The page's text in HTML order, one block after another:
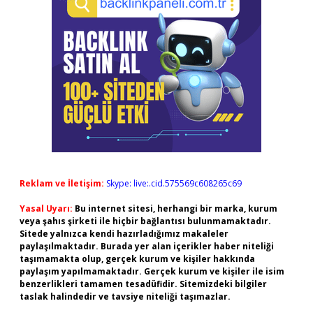
Reklam ve İletişim: Skype: live:.cid.575569c608265c69
Yasal Uyarı: Bu internet sitesi, herhangi bir marka, kurum
veya şahıs şirketi ile hiçbir bağlantısı bulunmamaktadır.
Sitede yalnızca kendi hazırladığımız makaleler
paylaşılmaktadır. Burada yer alan içerikler haber niteliği
taşımamakta olup, gerçek kurum ve kişiler hakkında
paylaşım yapılmamaktadır. Gerçek kurum ve kişiler ile isim
benzerlikleri tamamen tesadüfidir. Sitemizdeki bilgiler
taslak halindedir ve tavsiye niteliği taşımazlar.